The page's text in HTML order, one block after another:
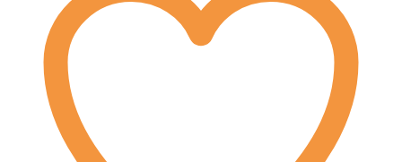
Friederike
Heidenhof